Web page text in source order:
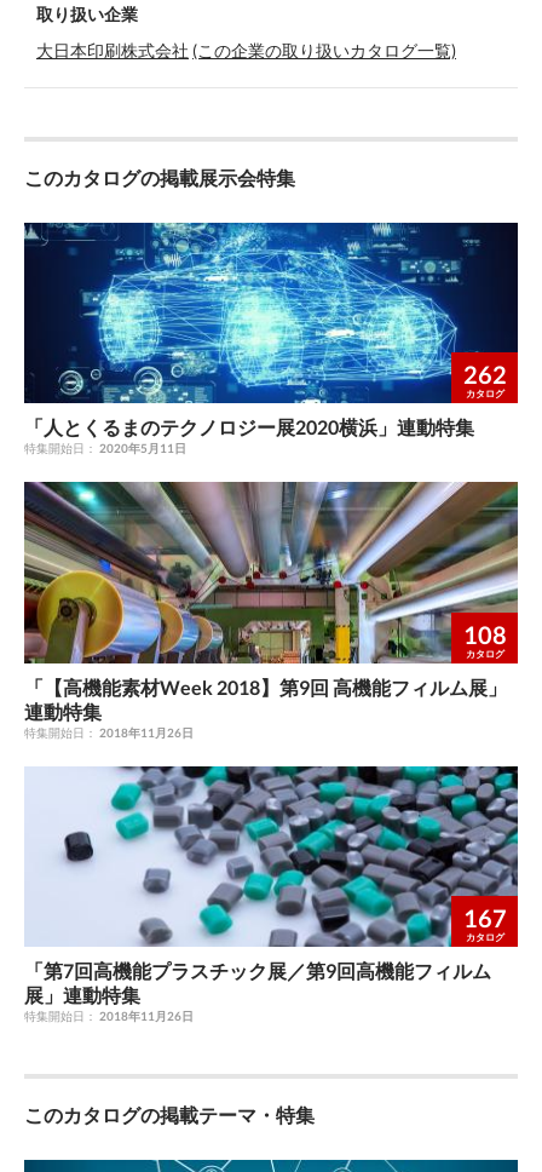
取り扱い企業
大日本印刷株式会社 (この企業の取り扱いカタログ一覧)
このカタログの掲載展示会特集
262
カタログ
「人とくるまのテクノロジー展2020横浜」連動特集
特集開始日： 2020年5月11日
108
カタログ
「【高機能素材Week 2018】第9回 高機能フィルム展」
連動特集
特集開始日： 2018年11月26日
167
カタログ
「第7回高機能プラスチック展／第9回高機能フィルム
展」連動特集
特集開始日： 2018年11月26日
このカタログの掲載テーマ・特集